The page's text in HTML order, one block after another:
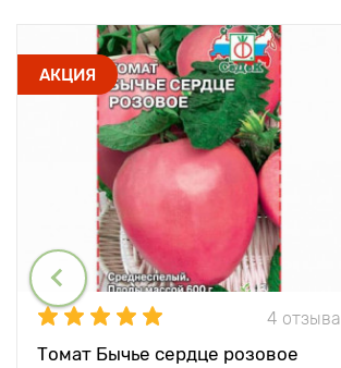
АКЦИЯ
4 отзыва
Томат Бычье сердце розовое